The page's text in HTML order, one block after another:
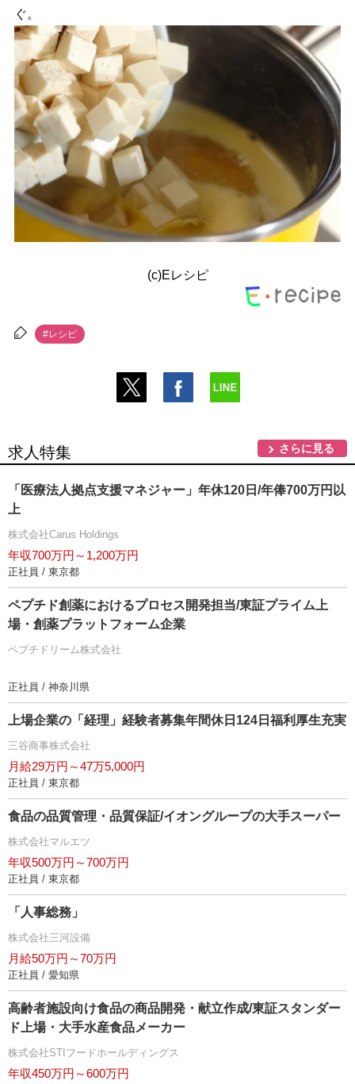
ぐ。
(c)Eレシピ
#レシピ
求人特集 さらに見る
「医療法人拠点支援マネジャー」年休120日/年俸700万円以
上
株式会社Carus Holdings
年収700万円～1,200万円
正社員 / 東京都
ペプチド創薬におけるプロセス開発担当/東証プライム上
場・創薬プラットフォーム企業
ペプチドリーム株式会社
正社員 / 神奈川県
上場企業の「経理」経験者募集年間休日124日福利厚生充実
三谷商事株式会社
月給29万円～47万5,000円
正社員 / 東京都
食品の品質管理・品質保証/イオングループの大手スーパー
株式会社マルエツ
年収500万円～700万円
正社員 / 東京都
「人事総務」
株式会社三河設備
月給50万円～70万円
正社員 / 愛知県
高齢者施設向け食品の商品開発・献立作成/東証スタンダー
ド上場・大手水産食品メーカー
株式会社STIフードホールディングス
年収450万円～600万円